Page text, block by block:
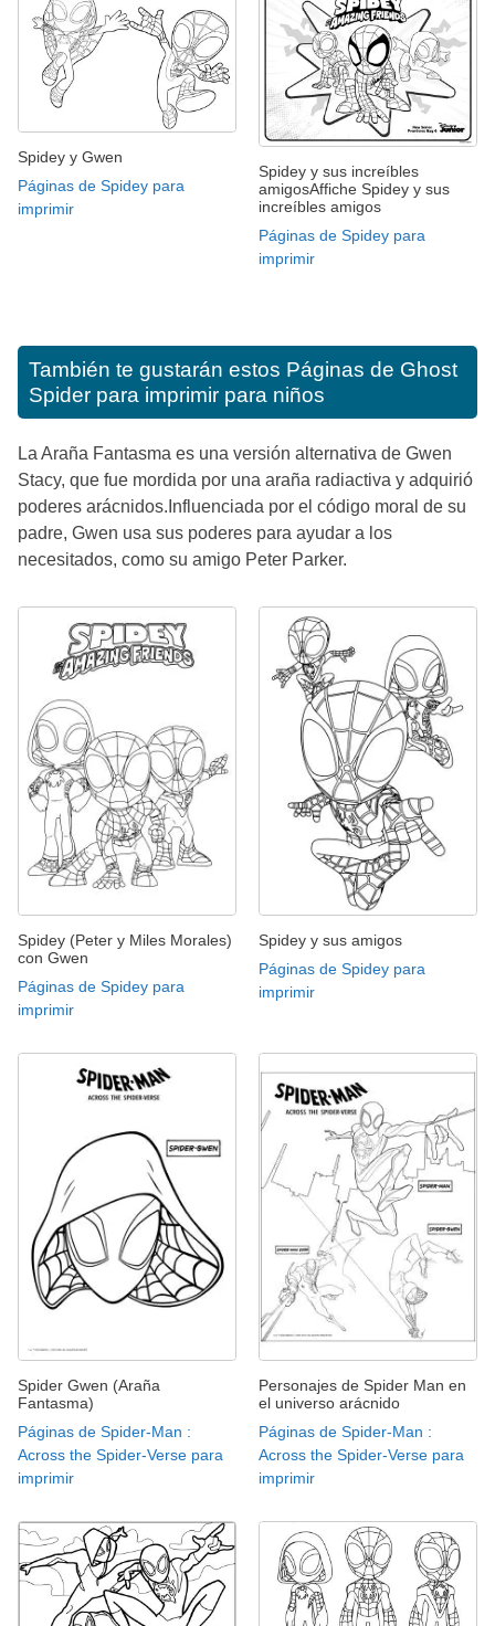
Spidey y Gwen
Páginas de Spidey para
imprimir
Spidey y sus increíbles
amigosAffiche Spidey y sus
increíbles amigos
Páginas de Spidey para
imprimir
También te gustarán estos Páginas de Ghost
Spider para imprimir para niños
La Araña Fantasma es una versión alternativa de Gwen
Stacy, que fue mordida por una araña radiactiva y adquirió
poderes arácnidos.Influenciada por el código moral de su
padre, Gwen usa sus poderes para ayudar a los
necesitados, como su amigo Peter Parker.
Spidey (Peter y Miles Morales)
con Gwen
Páginas de Spidey para
imprimir
Spidey y sus amigos
Páginas de Spidey para
imprimir
Spider Gwen (Araña
Fantasma)
Páginas de Spider-Man :
Across the Spider-Verse para
imprimir
Personajes de Spider Man en
el universo arácnido
Páginas de Spider-Man :
Across the Spider-Verse para
imprimir